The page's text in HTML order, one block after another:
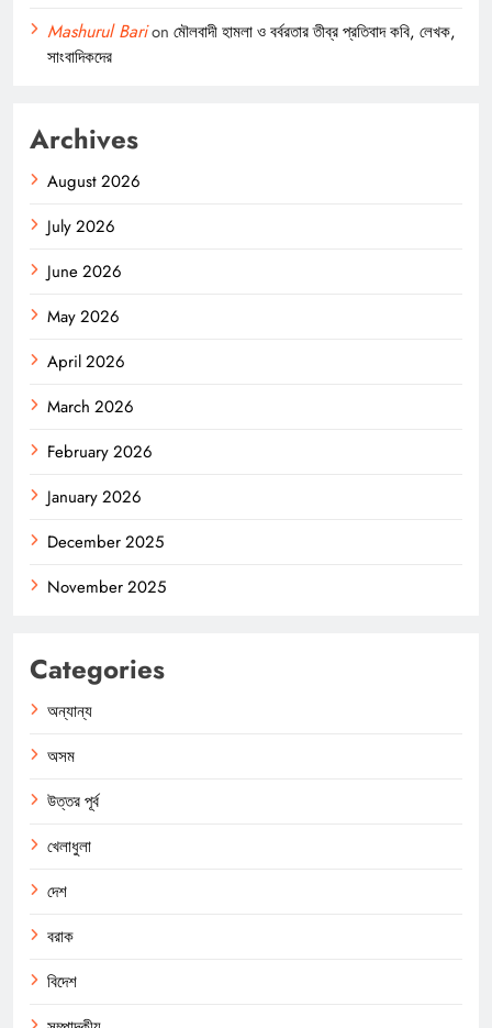
Mashurul Barion মৌলবাদী হামলা ও বর্বরতার তীব্র প্রতিবাদ কবি, লেখক,
সাংবাদিকদের
Archives
August 2026
July 2026
June 2026
May 2026
April 2026
March 2026
February 2026
January 2026
December 2025
November 2025
Categories
অন্যান্য
অসম
উত্তর পূর্ব
খেলাধুলা
দেশ
বরাক
বিদেশ